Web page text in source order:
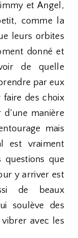
et Angel,
comme la
leurs orbites
donné et
de quelle
par eux
des choix
manière
mais
est vraiment
que
y arriver est
de beaux
soulève des
avec les